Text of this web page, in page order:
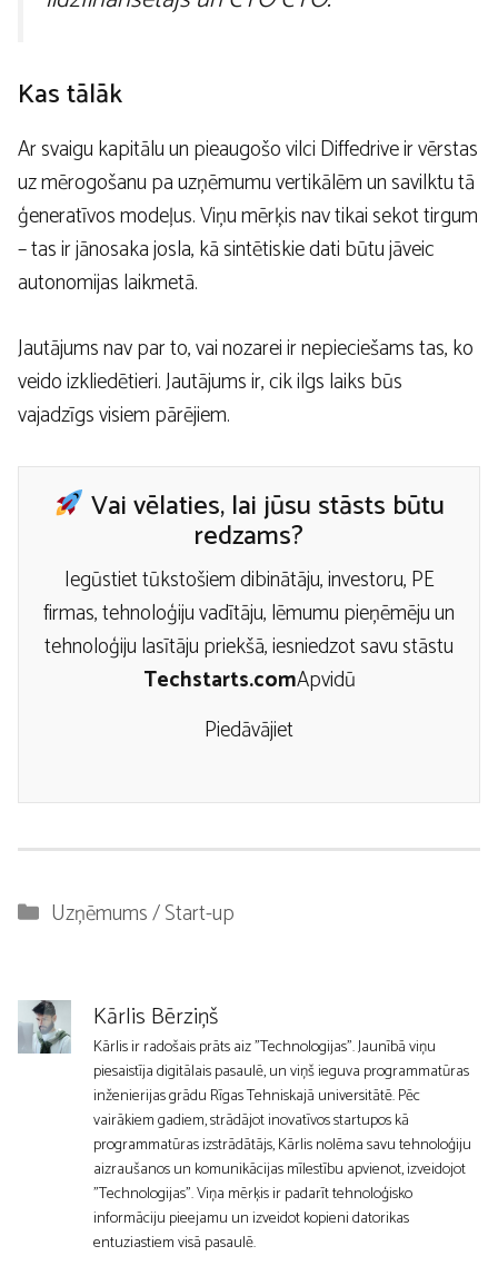
Kas tālāk
Ar svaigu kapitālu un pieaugošo vilci Diffedrive ir vērstas
uz mērogošanu pa uzņēmumu vertikālēm un savilktu tā
ģeneratīvos modeļus. Viņu mērķis nav tikai sekot tirgum
– tas ir jānosaka josla, kā sintētiskie dati būtu jāveic
autonomijas laikmetā.
Jautājums nav par to, vai nozarei ir nepieciešams tas, ko
veido izkliedētieri. Jautājums ir, cik ilgs laiks būs
vajadzīgs visiem pārējiem.
Vai vēlaties, lai jūsu stāsts būtu
redzams?
Iegūstiet tūkstošiem dibinātāju, investoru, PE
firmas, tehnoloģiju vadītāju, lēmumu pieņēmēju un
tehnoloģiju lasītāju priekšā, iesniedzot savu stāstu
Techstarts.comApvidū
Piedāvājiet
Kategorijas
Uzņēmums / Start-up
Kārlis Bērziņš
Kārlis ir radošais prāts aiz "Technologijas". Jaunībā viņu
piesaistīja digitālais pasaulē, un viņš ieguva programmatūras
inženierijas grādu Rīgas Tehniskajā universitātē. Pēc
vairākiem gadiem, strādājot inovatīvos startupos kā
programmatūras izstrādātājs, Kārlis nolēma savu tehnoloģiju
aizraušanos un komunikācijas mīlestību apvienot, izveidojot
"Technologijas". Viņa mērķis ir padarīt tehnoloģisko
informāciju pieejamu un izveidot kopieni datorikas
entuziastiem visā pasaulē.